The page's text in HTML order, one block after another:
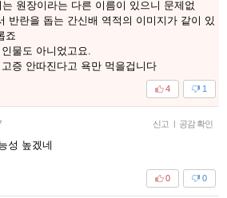
원장이라는 다른 이름이 있으니 문제없
반란을 돕는 간신배 역적의 이미지가 같이 있
죠
물도 아니었고요.
증 안따진다고 욕만 먹을겁니다
1
4
신고 | 공감 확인
성 높겠네
0
0